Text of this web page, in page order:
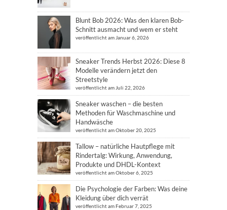
Blunt Bob 2026: Was den klaren Bob-
Schnitt ausmacht und wem er steht
veröffentlicht am Januar 6, 2026
Sneaker Trends Herbst 2026: Diese 8
Modelle verändern jetzt den
Streetstyle
veröffentlicht am Juli 22, 2026
Sneaker waschen – die besten
Methoden für Waschmaschine und
Handwäsche
veröffentlicht am Oktober 20, 2025
Tallow – natürliche Hautpflege mit
Rindertalg: Wirkung, Anwendung,
Produkte und DHDL-Kontext
veröffentlicht am Oktober 6, 2025
Die Psychologie der Farben: Was deine
Kleidung über dich verrät
veröffentlicht am Februar 7, 2025